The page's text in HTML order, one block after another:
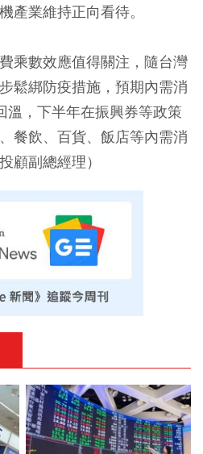
產業維持正向看待。
乘數效應值得關注，隨台灣
鬆綁防疫措施，預期內需消
溫，下半年在振興券等政策
餐飲、百貨、飯店等內需消
顧副總經理）